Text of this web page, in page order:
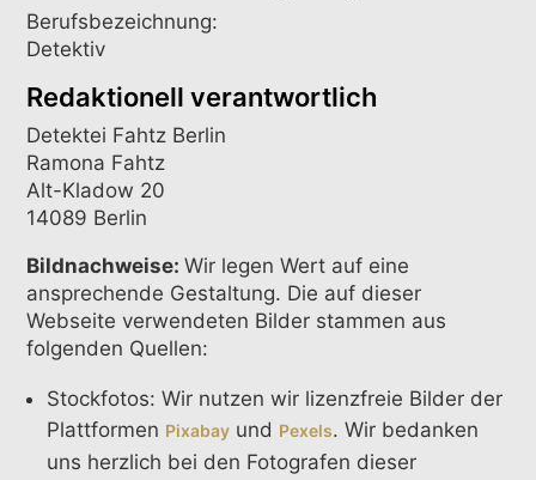
Berufsbezeichnung:
Detektiv
Redaktionell verantwortlich
Detektei Fahtz Berlin
Ramona Fahtz
Alt-Kladow 20
14089 Berlin
Bildnachweise:Wir legen Wert auf eine
ansprechende Gestaltung. Die auf dieser
Webseite verwendeten Bilder stammen aus
folgenden Quellen:
Stockfotos: Wir nutzen wir lizenzfreie Bilder der
Plattformen Pixabay und Pexels. Wir bedanken
uns herzlich bei den Fotografen dieser